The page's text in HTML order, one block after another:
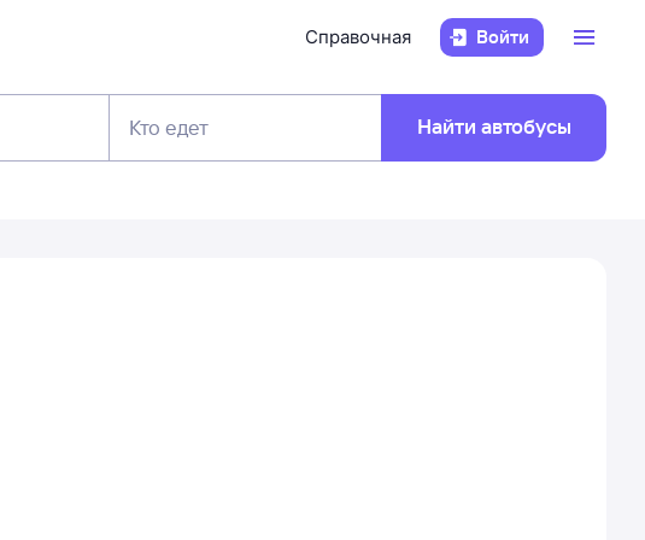
Справочная Войти
Кто едет Найти автобусы